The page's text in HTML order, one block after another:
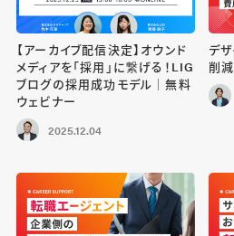
【アーカイブ配信決定】オウンド
メディアを「採用」に繋げる！LIG
ブログの採用成功モデル｜無料
ウェビナー
2025.12.04
デ
削